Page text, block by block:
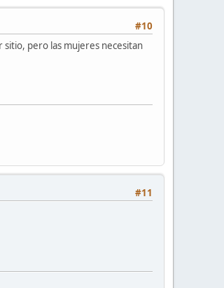
#10
pero las mujeres necesitan
#11